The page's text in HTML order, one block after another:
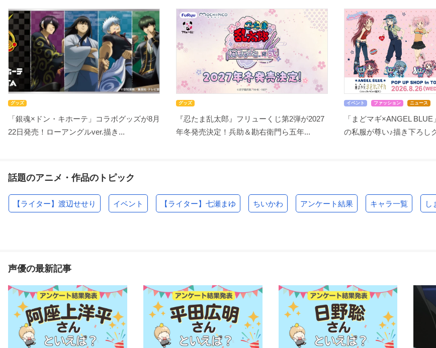
グッズ
「銀魂×ドン・キホーテ」コラボグッズが8月
22日発売！ローアングルver.描き...
グッズ
『忍たま乱太郎』フリューくじ第2弾が2027
年冬発売決定！兵助＆勘右衛門ら五年...
イベント ファッション ニュース
「まどマギ×ANGEL
の私服が尊い♪描き下ろし
話題のアニメ・作品のトピック
【ライター】渡辺せせり イベント 【ライター】七瀬まゆ ちいかわ アンケート結果 キャラ一覧 し
声優の最新記事